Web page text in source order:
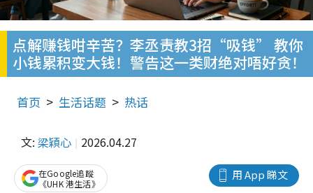
点解赚钱咁辛苦？李丞责教3招“吸钱” 教你
小钱累积变大钱！警告这一类财绝对唔好贪！
首页 生活话题 热话
文: 梁穎心 2026.04.27
用 App 睇文
在Google追蹤
《UHK 港生活》